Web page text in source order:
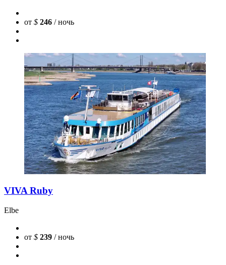
от $ 246 / ночь
VIVA Ruby
Elbe
от $ 239 / ночь